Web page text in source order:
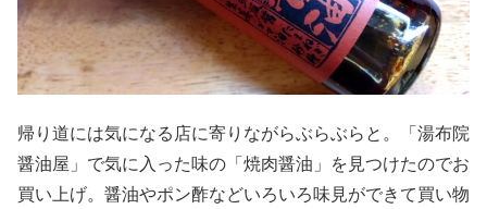
帰り道には気になる店に寄りながらぶらぶらと。「湯布院
醤油屋」で気に入った味の「焼肉醤油」を見つけたのでお
買い上げ。醤油やポン酢などいろいろ味見ができて買い物